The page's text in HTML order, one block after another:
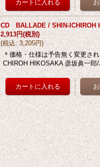
CD BALLADE / SHIN-ICHIROH
2,913円(税別)
(税込: 3,205円)
＊価格・仕様は予告無く変更さ
CHIROH HIKOSAKA 彦坂眞一